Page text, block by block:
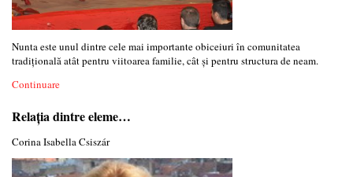
Nunta este unul dintre cele mai importante obiceiuri în comunitatea
tradiţională atât pentru viitoarea familie, cât şi pentru structura de neam.
Continuare
Relația dintre eleme…
Corina Isabella Csiszár